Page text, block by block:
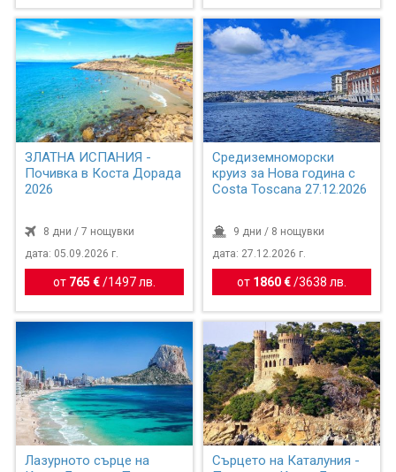
ЗЛАТНА ИСПАНИЯ -
Почивка в Коста Дорада
2026
8 дни / 7 нощувки
дата: 05.09.2026 г.
от 765 € / 1497 лв.
Средиземноморски
круиз за Нова година с
Costa Toscana 27.12.2026
9 дни / 8 нощувки
дата: 27.12.2026 г.
от 1860 €/3638 лв.
Лазурното сърце на
Сърцето на Каталуния -